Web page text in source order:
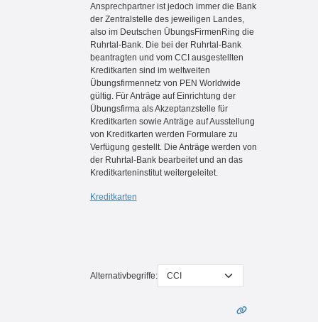
Ansprechpartner ist jedoch immer die Bank
der Zentralstelle des jeweiligen Landes,
also im Deutschen ÜbungsFirmenRing die
Ruhrtal-Bank. Die bei der Ruhrtal-Bank
beantragten und vom CCI ausgestellten
Kreditkarten sind im weltweiten
Übungsfirmennetz von PEN Worldwide
gültig. Für Anträge auf Einrichtung der
Übungsfirma als Akzeptanzstelle für
Kreditkarten sowie Anträge auf Ausstellung
von Kreditkarten werden Formulare zu
Verfügung gestellt. Die Anträge werden von
der Ruhrtal-Bank bearbeitet und an das
Kreditkarteninstitut weitergeleitet.
Kreditkarten
Alternativbegriffe: